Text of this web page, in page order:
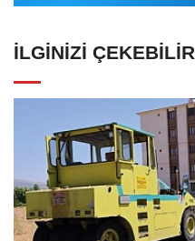
İLGINIZI ÇEKEBILIR